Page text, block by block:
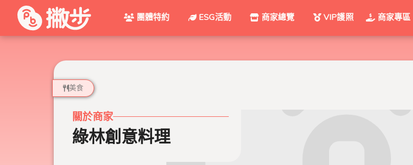
團體特約 ESG活動 商家總覽 VIP護照 商家專區
美食
關於商家
綠林創意料理